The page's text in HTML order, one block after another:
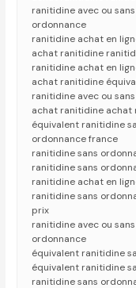
ranitidine avec ou
ordonnance
ranitidine achat en
achat ranitidine
ranitidine achat en
achat ranitidine
ranitidine avec ou
achat ranitidine achat
équivalent ranitidine
ordonnance france
ranitidine sans
ranitidine sans
ranitidine achat en
ranitidine sans
prix
ranitidine avec ou
ordonnance
équivalent ranitidine
équivalent ranitidine
ranitidine sans